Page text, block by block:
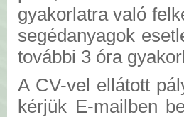
gyakorlatra való
segédanyagok
további 3 óra
A CV-vel ellátott
kérjük E-mailben